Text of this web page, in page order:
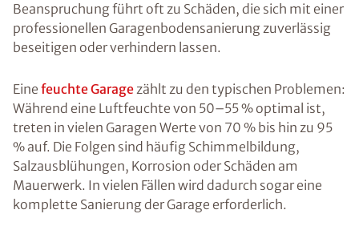
Beanspruchung führt oft zu Schäden, die sich mit einer
professionellen Garagenbodensanierung zuverlässig
beseitigen oder verhindern lassen.
Eine feuchte Garagezählt zu den typischen Problemen:
Während eine Luftfeuchte von 50–55 % optimal ist,
treten in vielen Garagen Werte von 70 % bis hin zu 95
% auf. Die Folgen sind häufig Schimmelbildung,
Salzausblühungen, Korrosion oder Schäden am
Mauerwerk. In vielen Fällen wird dadurch sogar eine
komplette Sanierung der Garage erforderlich.